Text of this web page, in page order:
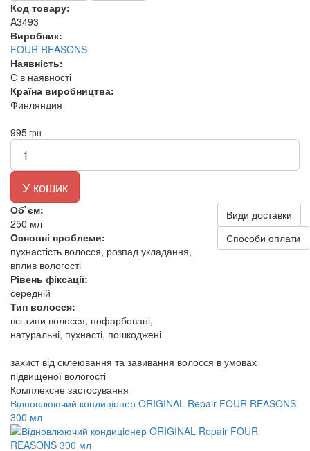
Код товару:
A3493
Виробник:
FOUR REASONS
Наявність:
Є в наявності
Країна виробництва:
Финляндия
995грн
У кошик
Об`єм:
250 мл
Основні проблеми:
пухнастість волосся, розпад укладання,
вплив вологості
Рівень фіксації:
середній
Тип волосся:
всі типи волосся, пофарбовані,
натуральні, пухнасті, пошкоджені
Види доставки
Способи оплати
захист від склеювання та завивання волосся в умовах
підвищеної вологості
Комплексне застосування
Відновлюючий кондиціонер ORIGINAL Repair FOUR REASONS
300 мл